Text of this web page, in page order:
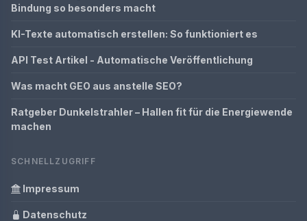
Bindung so besonders macht
KI-Texte automatisch erstellen: So funktioniert es
API Test Artikel - Automatische Veröffentlichung
Was macht GEO aus anstelle SEO?
Ratgeber Dunkelstrahler – Hallen fit für die Energiewende
machen
SCHNELLZUGRIFF
Impressum
Datenschutz